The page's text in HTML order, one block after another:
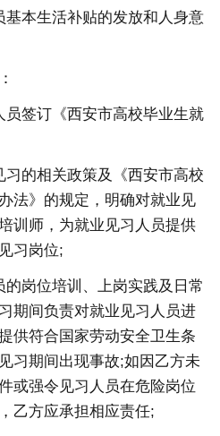
基本生活补贴的发放和人身意
员签订《西安市高校毕业生就
习的相关政策及《西安市高校
法》的规定，明确对就业见
训师，为就业见习人员提供
习岗位;
岗位培训、上岗实践及日常
期间负责对就业见习人员进
供符合国家劳动安全卫生条
习期间出现事故;如因乙方未
或强令见习人员在危险岗位
乙方应承担相应责任;